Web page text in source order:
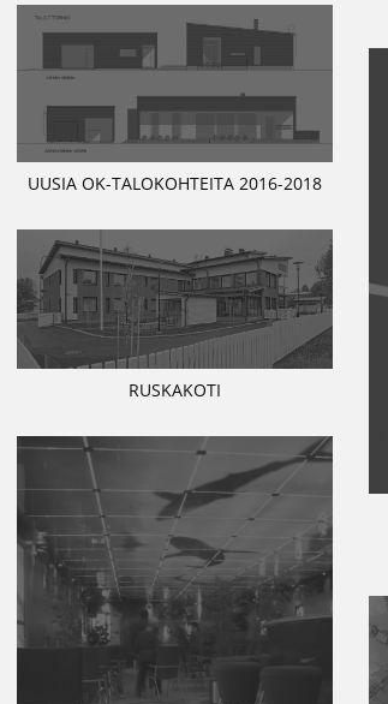
UUSIA OK-TALOKOHTEITA 2016-2018
RUSKAKOTI